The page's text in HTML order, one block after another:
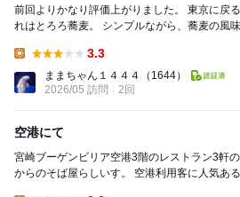
前回よりかなり評価上がりました。 東京に戻る前に腹ごしらえです。 連
れはとろろ蕎麦。 シンプルながら、蕎麦の風味が良かったみたい。 私は
3.3
ままちゃん１４４４
（1644）
2026/05 訪問
2回
空港にて
宮崎ブーゲンビリア空港3階のレストラン3軒
からのそば屋らしいす。 空港利用客に人気あるようでリストに記入して